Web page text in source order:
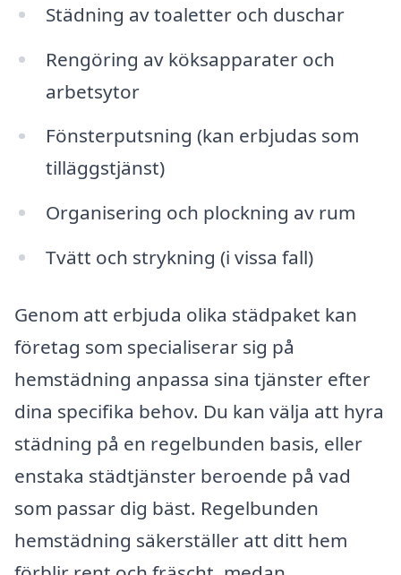
Städning av toaletter och duschar
Rengöring av köksapparater och
arbetsytor
Fönsterputsning (kan erbjudas som
tilläggstjänst)
Organisering och plockning av rum
Tvätt och strykning (i vissa fall)
Genom att erbjuda olika städpaket kan
företag som specialiserar sig på
hemstädning anpassa sina tjänster efter
dina specifika behov. Du kan välja att hyra
städning på en regelbunden basis, eller
enstaka städtjänster beroende på vad
som passar dig bäst. Regelbunden
hemstädning säkerställer att ditt hem